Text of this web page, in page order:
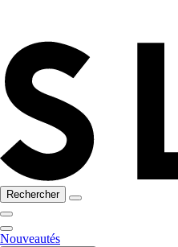
Rechercher
Nouveautés